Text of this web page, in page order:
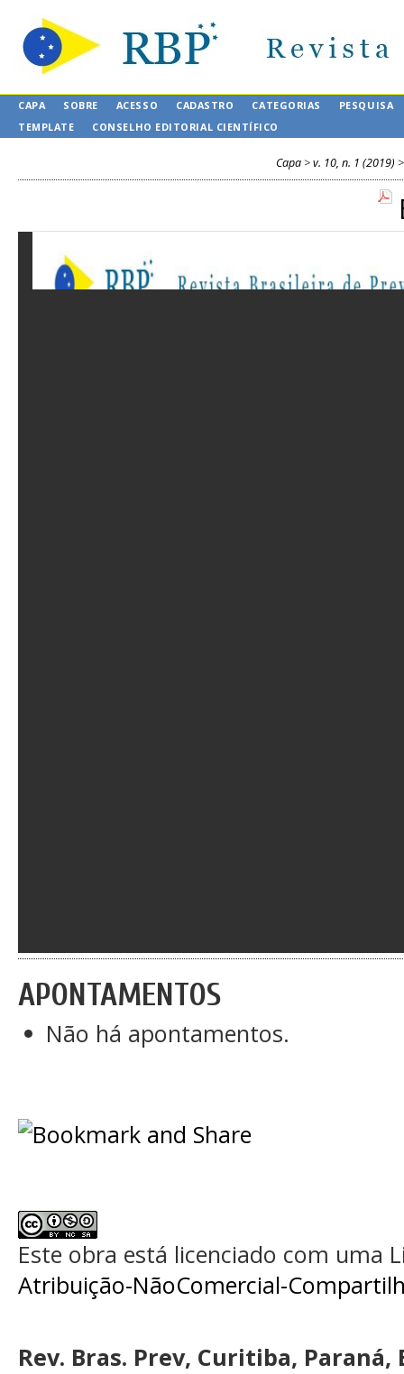
CAPA SOBRE ACESSO CADASTRO CATEGORIAS
PESQUISA
TEMPLATE
CONSELHO EDITORIAL CIENTÍFICO
Capa >v. 10, n. 1 (2019)
APONTAMENTOS
Não há apontamentos.
Este obra está licenciado com uma
Atribuição-NãoComercial-
Rev. Bras. Prev, Curitiba, Paraná,